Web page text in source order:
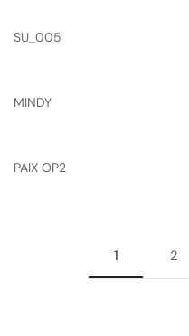
SU_005
MINDY
PAIX OP2
1 2